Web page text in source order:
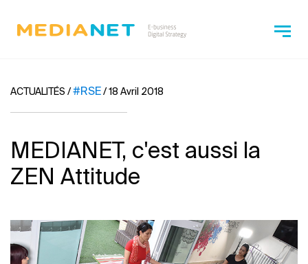
ACTUALITÉS /#RSE/18 Avril 2018
MEDIANET, c'est aussi la
ZEN Attitude